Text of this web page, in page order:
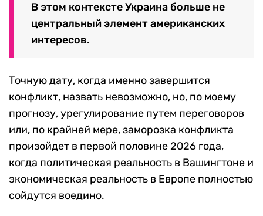
В этом контексте Украина больше не
центральный элемент американских
интересов.
Точную дату, когда именно завершится
конфликт, назвать невозможно, но, по моему
прогнозу, урегулирование путем переговоров
или, по крайней мере, заморозка конфликта
произойдет в первой половине 2026 года,
когда политическая реальность в Вашингтоне и
экономическая реальность в Европе полностью
сойдутся воедино.